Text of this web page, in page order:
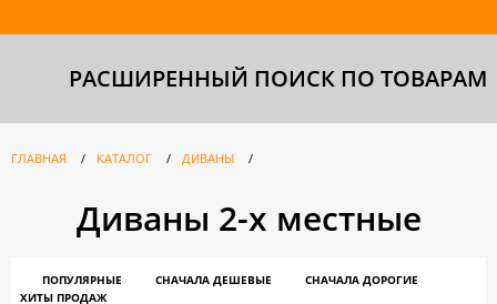
РАСШИРЕННЫЙ ПОИСК ПО ТОВАРАМ
ГЛАВНАЯ / КАТАЛОГ / ДИВАНЫ /
Диваны 2-х местные
ПОПУЛЯРНЫЕ СНАЧАЛА ДЕШЕВЫЕ
СНАЧАЛА ДОРОГИЕ
ХИТЫ ПРОДАЖ